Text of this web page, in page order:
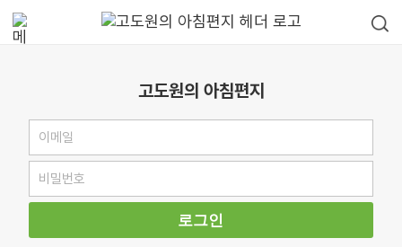
고도원의 아침편지
로그인